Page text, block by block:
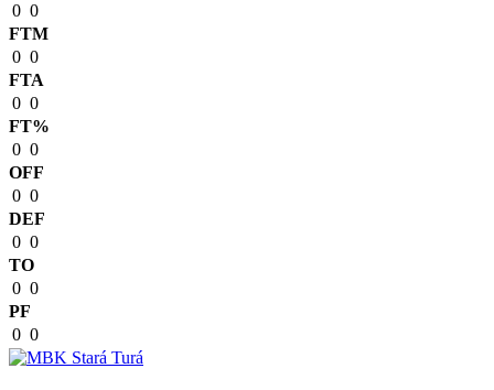
0 0
FTM
0 0
FTA
0 0
FT%
0 0
OFF
0 0
DEF
0 0
TO
0 0
PF
0 0